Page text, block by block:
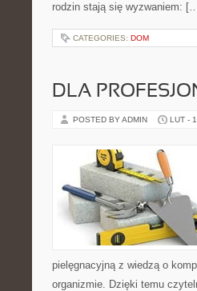
rodzin stają się wyzwaniem:
CATEGORIES: DOM
DLA
POSTED BY ADMIN LUT -
pielęgnacyjną z wiedzą o
organizmie. Dzięki temu